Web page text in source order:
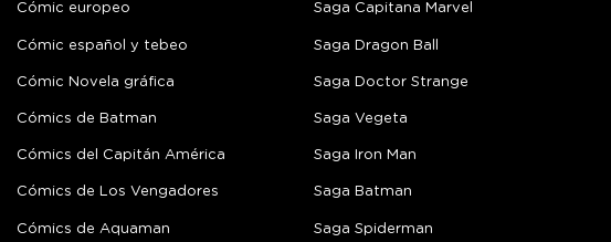
Cómic europeo
Cómic español y tebeo
Cómic Novela gráfica
Cómics de Batman
Cómics del Capitán América
Cómics de Los Vengadores
Cómics de Aquaman
Saga Capitana Marvel
Saga Dragon Ball
Saga Doctor Strange
Saga Vegeta
Saga Iron Man
Saga Batman
Saga Spiderman